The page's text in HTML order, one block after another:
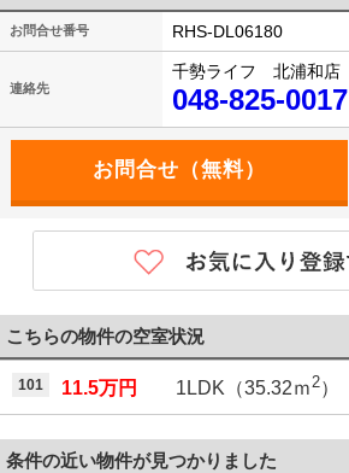
お問合せ番号 RHS-DL06180
連絡先
千勢ライフ 北浦和店
048-825-0017
こちらの物件の空室状況
101 11.5万円 1LDK（35.32ｍ2）
条件の近い物件が見つかりました